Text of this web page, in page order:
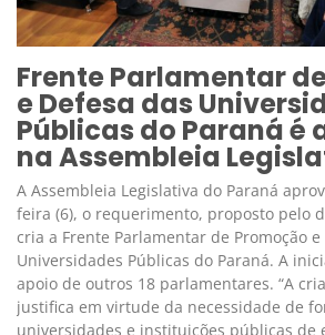
Frente Parlamentar
e Defesa das
Públicas do Paraná é
na Assembleia
A Assembleia Legislativa do Paraná
feira (6), o requerimento, proposto pelo
cria a Frente Parlamentar de Promoção e
Universidades Públicas do Paraná. A
apoio de outros 18 parlamentares. “A
justifica em virtude da necessidade de
universidades e instituições públicas de